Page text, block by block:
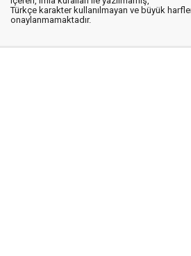
Türkçe karakter kullanılmayan ve büyük
onaylanmamaktadır.